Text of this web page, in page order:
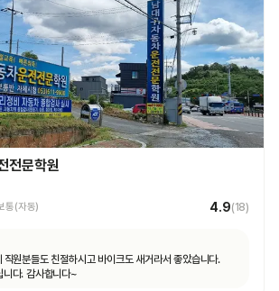
전문학원
통(자동) 4.9(18)
원분들도 친절하시고 바이크도 새거라서 좋았습니다.
니다. 감사합니다~